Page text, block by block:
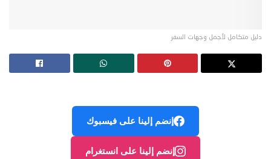
دليل متكامل لأجمل وجهات السفر
إنضم إلينا على فيسبوك
إنضم إلينا على انستغرام